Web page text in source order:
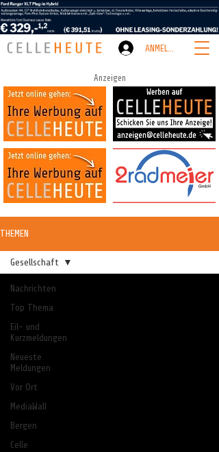
ANMELDEN
Anzeigen
THEMEN
Nachrichten
Top Thema
Eil- und
Kurzmeldungen
Neueste
Meldungen
Vor Ort
MediaWall
Bergen
Celle
Gesellschaft